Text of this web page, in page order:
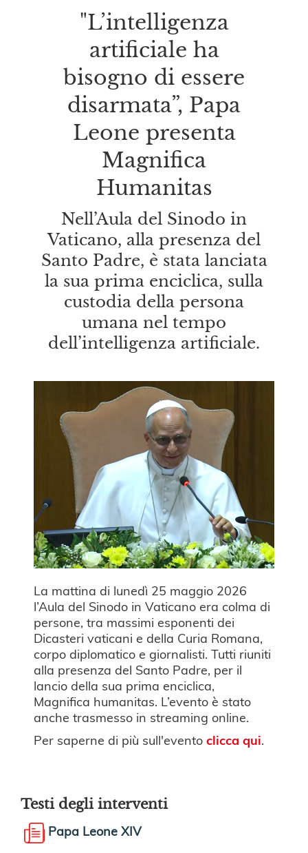
"L’intelligenza
artificiale ha
bisogno di essere
disarmata”, Papa
Leone presenta
Magnifica
Humanitas
Nell’Aula del Sinodo in
Vaticano, alla presenza del
Santo Padre, è stata lanciata
la sua prima enciclica, sulla
custodia della persona
umana nel tempo
dell’intelligenza artificiale.
La mattina di lunedì 25 maggio 2026
l’Aula del Sinodo in Vaticano era colma di
persone, tra massimi esponenti dei
Dicasteri vaticani e della Curia Romana,
corpo diplomatico e giornalisti. Tutti riuniti
alla presenza del Santo Padre, per il
lancio della sua prima enciclica,
Magnifica humanitas. L’evento è stato
anche trasmesso in streaming online.
Per saperne di più sull'eventoclicca qui.
Testi degli interventi
Papa Leone XIV